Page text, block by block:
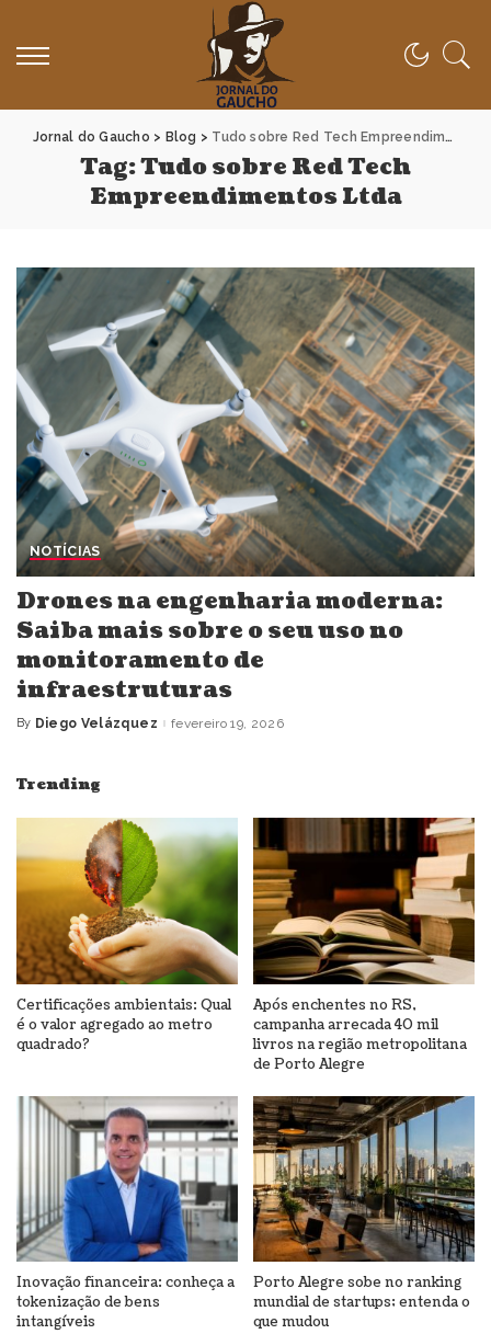
Jornal do Gaucho > Blog > Tudo sobre Red Tech Empreendimentos Ltda
Tag:Tudo sobre Red Tech
Empreendimentos Ltda
NOTÍCIAS
Drones na engenharia moderna:
Saiba mais sobre o seu uso no
monitoramento de
infraestruturas
Posted
By Diego Velázquez fevereiro 19, 2026
Trending
Certificações ambientais: Qual
é o valor agregado ao metro
quadrado?
Após enchentes no RS,
campanha arrecada 40 mil
livros na região metropolitana
de Porto Alegre
Inovação financeira: conheça a
tokenização de bens
intangíveis
Porto Alegre sobe no ranking
mundial de startups; entenda o
que mudou